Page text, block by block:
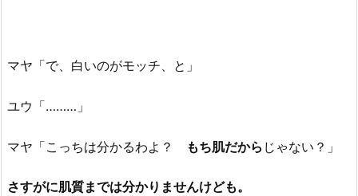
マヤ「で、白いのがモッチ、と」
ユウ「………」
マヤ「こっちは分かるわよ？ もち肌だから じゃない？」
さすがに肌質までは分かりませんけども。